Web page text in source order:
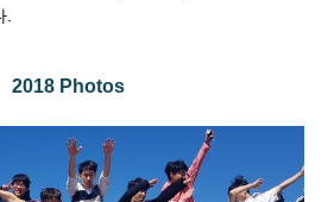
.
2018 Photos